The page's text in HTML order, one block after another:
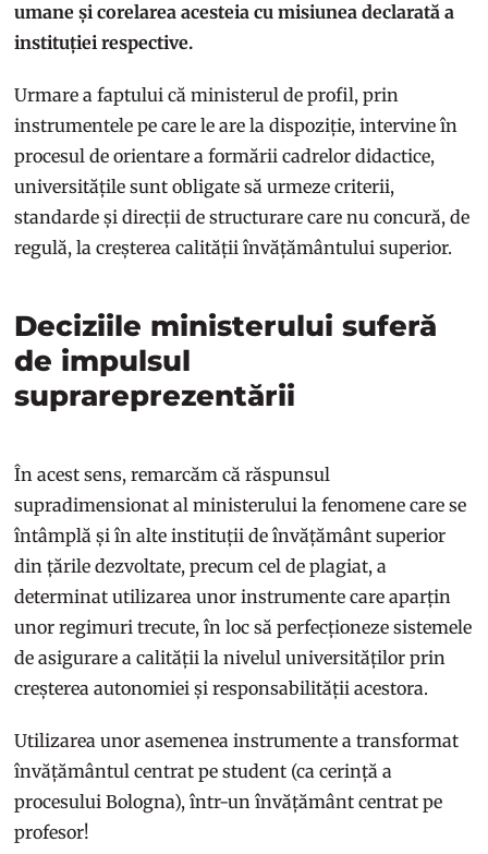
umane și corelarea acesteia cu misiunea declarată a
instituției respective.
Urmare a faptului că ministerul de profil, prin
instrumentele pe care le are la dispoziție, intervine în
procesul de orientare a formării cadrelor didactice,
universitățile sunt obligate să urmeze criterii,
standarde și direcții de structurare care nu concură, de
regulă, la creșterea calității învățământului superior.
Deciziile ministerului suferă
de impulsul
suprareprezentării
În acest sens, remarcăm că răspunsul
supradimensionat al ministerului la fenomene care se
întâmplă și în alte instituții de învățământ superior
din țările dezvoltate, precum cel de plagiat, a
determinat utilizarea unor instrumente care aparțin
unor regimuri trecute, în loc să perfecționeze sistemele
de asigurare a calității la nivelul universităților prin
creșterea autonomiei și responsabilității acestora.
Utilizarea unor asemenea instrumente a transformat
învățământul centrat pe student (ca cerință a
procesului Bologna), într-un învățământ centrat pe
profesor!